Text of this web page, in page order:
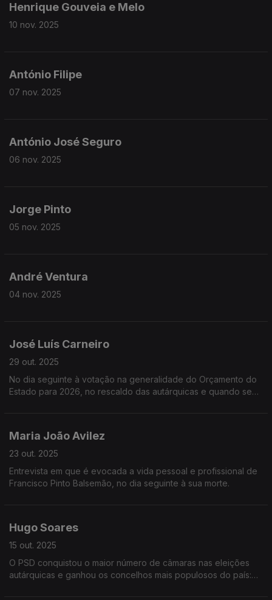
Henrique Gouveia e Melo
10 nov. 2025
António Filipe
07 nov. 2025
António José Seguro
06 nov. 2025
Jorge Pinto
05 nov. 2025
André Ventura
04 nov. 2025
José Luís Carneiro
29 out. 2025
No dia seguinte à votação na generalidade do Orçamento do
Estado para 2026, no rescaldo das autárquicas e quando se
Maria João Avilez
23 out. 2025
Entrevista em que é evocada a vida pessoal e profissional de
Francisco Pinto Balsemão, no dia seguinte à sua morte.
Hugo Soares
15 out. 2025
O PSD conquistou o maior número de câmaras nas eleições
autárquicas e ganhou os concelhos mais populosos do país: